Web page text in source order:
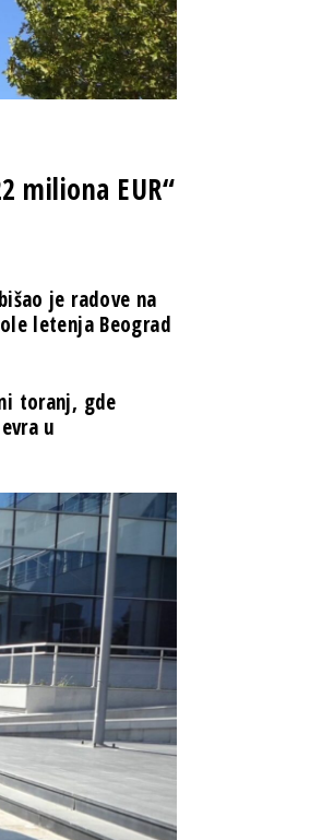
miliona EUR“
je radove na
letenja Beograd
toranj, gde
u